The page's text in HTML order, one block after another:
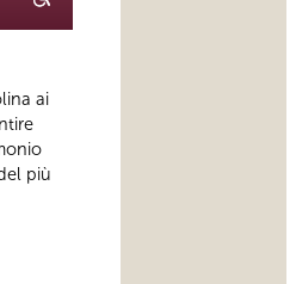
ai
più